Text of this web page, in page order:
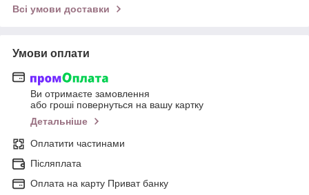
Всі умови доставки
Умови оплати
Ви отримаєте замовлення
або гроші повернуться на вашу картку
Детальніше
Оплатити частинами
Післяплата
Оплата на карту Приват банку